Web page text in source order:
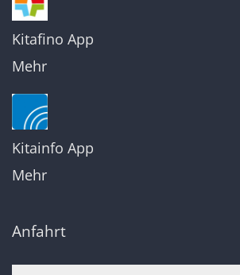
Kitafino App
Mehr
Kitainfo App
Mehr
Anfahrt